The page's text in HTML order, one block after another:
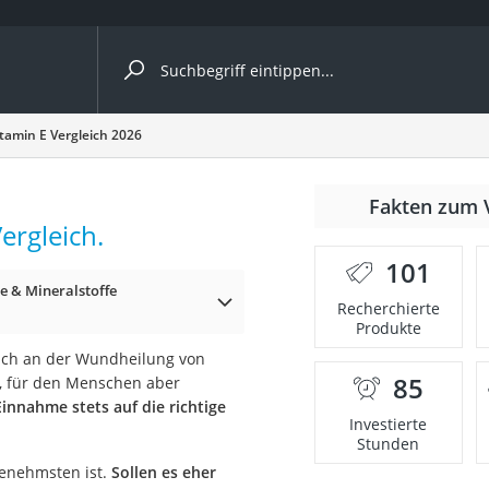
nach Kategorie
E Vergleich 2026
& Mineralstoffe
an der Wundheilung von
für den Menschen aber
stets auf die richtige
ist. Sollen es eher
Fakten zum
101
Recherchierte
Produkte
85
Investierte
Stunden